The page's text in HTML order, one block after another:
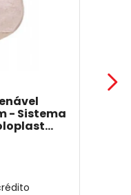
- Sistema